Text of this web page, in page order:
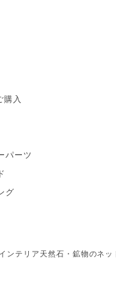
入
パーツ
グ
ンテリア天然石・鉱物のネッ